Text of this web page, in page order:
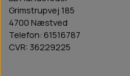
Grimstrupvej 185
4700 Næstved
Telefon: 61516787
CVR: 36229225